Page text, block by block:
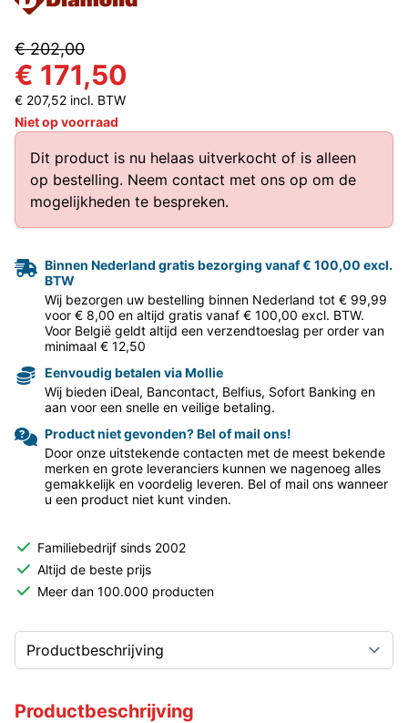
€ 202,00
€ 171,50
€ 207,52 incl. BTW
Niet op voorraad
Dit product is nu helaas uitverkocht of is alleen
op bestelling. Neem contact met ons op om de
mogelijkheden te bespreken.
Binnen Nederland gratis bezorging vanaf € 100,00 excl.
BTW
Wij bezorgen uw bestelling binnen Nederland tot € 99,99
voor € 8,00 en altijd gratis vanaf € 100,00 excl. BTW.
Voor België geldt altijd een verzendtoeslag per order van
minimaal € 12,50
Eenvoudig betalen via Mollie
Wij bieden iDeal, Bancontact, Belfius, Sofort Banking en
aan voor een snelle en veilige betaling.
Product niet gevonden? Bel of mail ons!
Door onze uitstekende contacten met de meest bekende
merken en grote leveranciers kunnen we nagenoeg alles
gemakkelijk en voordelig leveren. Bel of mail ons wanneer
u een product niet kunt vinden.
Familiebedrijf sinds 2002
Altijd de beste prijs
Meer dan 100.000 producten
Productbeschrijving